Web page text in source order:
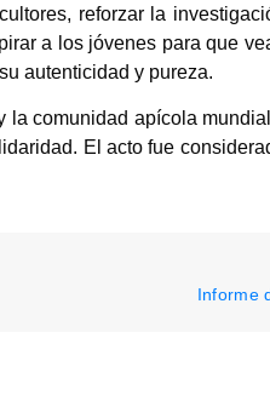
reforzar la
a los jóvenes para que
autenticidad y pureza.
la comunidad apícola
El acto fue
Informe